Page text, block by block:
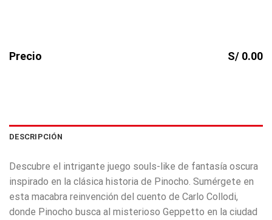
Precio S/ 0.00
DESCRIPCIÓN
Descubre el intrigante juego souls-like de fantasía oscura
inspirado en la clásica historia de Pinocho. Sumérgete en
esta macabra reinvención del cuento de Carlo Collodi,
donde Pinocho busca al misterioso Geppetto en la ciudad